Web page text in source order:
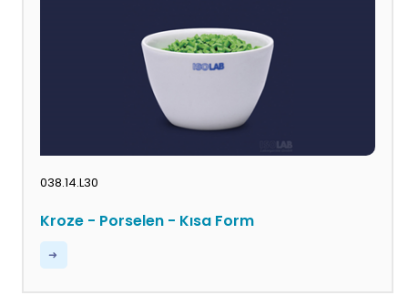
038.14.L30
Kroze - Porselen - Kısa Form